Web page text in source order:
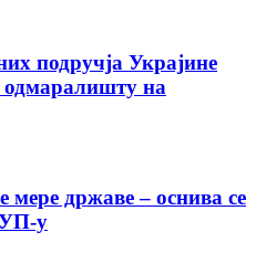
подручја Украјине
одмаралишту на
мере државе – оснива се
у